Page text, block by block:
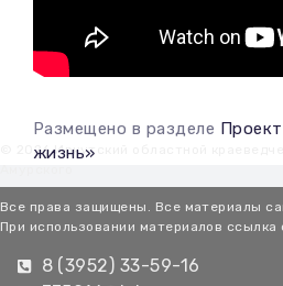
Размещено в разделе
жизнь»
© 2026 Иркутский областной
Все права защищены. Все материалы
При использовании материалов ссылка
8 (3952) 33-59-16